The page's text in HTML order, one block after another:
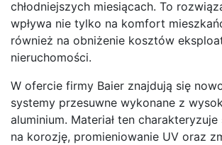
chłodniejszych miesiącach. To
wpływa nie tylko na komfort
również na obniżenie kosztów
nieruchomości.
W ofercie firmy Baier znajdują się
systemy przesuwne wykonane z
aluminium. Materiał ten
na korozję, promieniowanie UV oraz